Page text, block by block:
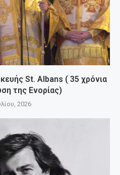
St. Albans ( 35 χρόνια
της Ενορίας)
2026